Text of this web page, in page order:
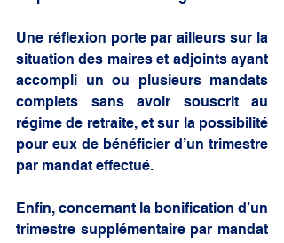
Une réflexion porte par ailleurs sur la
situation des maires et adjoints ayant
accompli un ou plusieurs mandats
complets sans avoir souscrit au
régime de retraite, et sur la possibilité
pour eux de bénéficier d’un trimestre
par mandat effectué.
Enfin, concernant la bonification d’un
trimestre supplémentaire par mandat